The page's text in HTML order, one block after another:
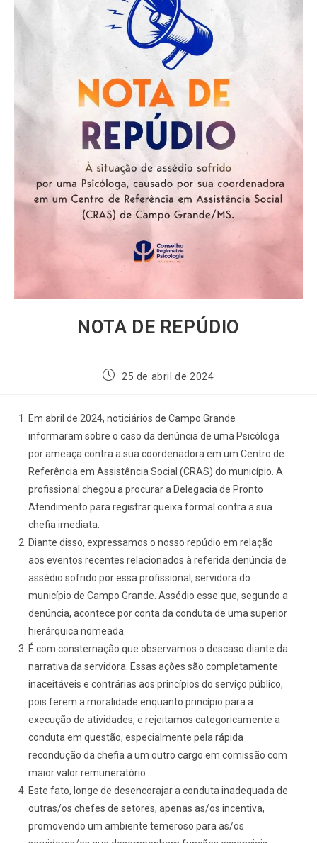
NOTA DE REPÚDIO
25 de abril de 2024
Em abril de 2024, noticiários de Campo Grande
informaram sobre o caso da denúncia de uma Psicóloga
por ameaça contra a sua coordenadora em um Centro de
Referência em Assistência Social (CRAS) do município. A
profissional chegou a procurar a Delegacia de Pronto
Atendimento para registrar queixa formal contra a sua
chefia imediata.
Diante disso, expressamos o nosso repúdio em relação
aos eventos recentes relacionados à referida denúncia de
assédio sofrido por essa profissional, servidora do
município de Campo Grande. Assédio esse que, segundo a
denúncia, acontece por conta da conduta de uma superior
hierárquica nomeada.
É com consternação que observamos o descaso diante da
narrativa da servidora. Essas ações são completamente
inaceitáveis e contrárias aos princípios do serviço público,
pois ferem a moralidade enquanto princípio para a
execução de atividades, e rejeitamos categoricamente a
conduta em questão, especialmente pela rápida
recondução da chefia a um outro cargo em comissão com
maior valor remuneratório.
Este fato, longe de desencorajar a conduta inadequada de
outras/os chefes de setores, apenas as/os incentiva,
promovendo um ambiente temeroso para as/os